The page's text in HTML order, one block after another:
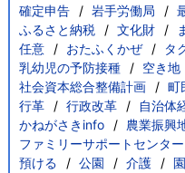
確定申告
岩手労働局
ふるさと納税
文化財
任意
おたふくかぜ タ
乳幼児の予防接種
空き地
社会資本総合整備計画
町
行革
行政改革 自治体
かねがさきinfo
農業振興
ファミリーサポートセンター
預ける
公園 介護